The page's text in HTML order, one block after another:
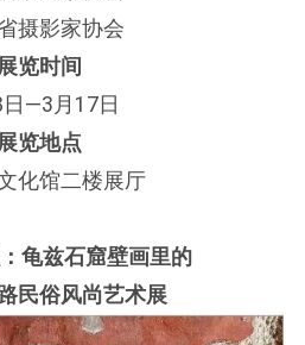
摄影家协会
展览时间
—3月17日
展览地点
化馆二楼展厅
龟兹石窟壁画里的
民俗风尚艺术展